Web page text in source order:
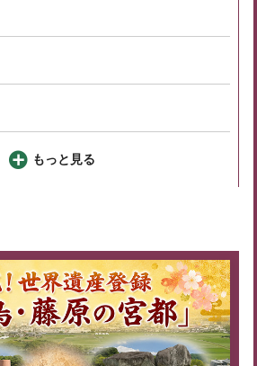
もっと見る